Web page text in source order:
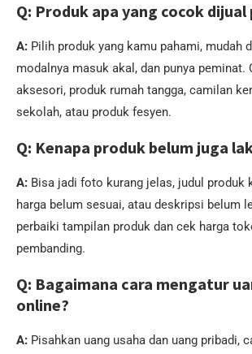
Q: Produk apa yang cocok dijual
A: Pilih produk yang kamu pahami, mudah
modalnya masuk akal, dan punya peminat.
aksesori, produk rumah tangga, camilan
sekolah, atau produk fesyen.
Q: Kenapa produk belum juga
A: Bisa jadi foto kurang jelas, judul produk
harga belum sesuai, atau deskripsi belum
perbaiki tampilan produk dan cek harga
pembanding.
Q: Bagaimana cara mengatur
online?
A: Pisahkan uang usaha dan uang pribadi,